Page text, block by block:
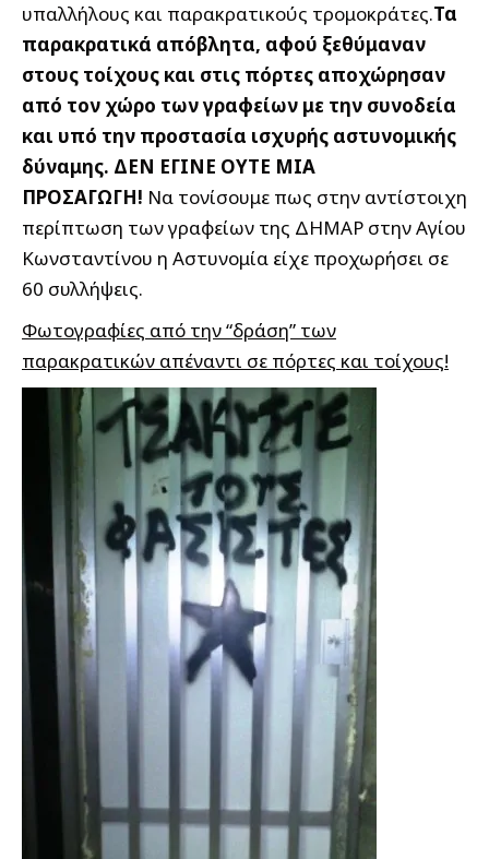
υπαλλήλους και παρακρατικούς τρομοκράτες.Τα
παρακρατικά απόβλητα, αφού ξεθύμαναν
στους τοίχους και στις πόρτες αποχώρησαν
από τον χώρο των γραφείων με την συνοδεία
και υπό την προστασία ισχυρής αστυνομικής
δύναμης. ΔΕΝ ΕΓΙΝΕ ΟΥΤΕ ΜΙΑ
ΠΡΟΣΑΓΩΓΗ! Να τονίσουμε πως στην αντίστοιχη
περίπτωση των γραφείων της ΔΗΜΑΡ στην Αγίου
Κωνσταντίνου η Αστυνομία είχε προχωρήσει σε
60 συλλήψεις.
Φωτογραφίες από την “δράση” των
παρακρατικών απέναντι σε πόρτες και τοίχους!